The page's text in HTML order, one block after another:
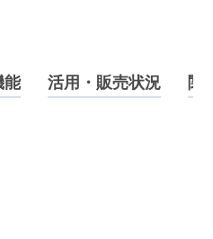
能 活用・販売状況 関